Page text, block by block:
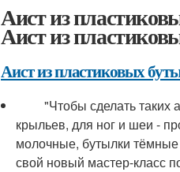
Аист из
Аист из
Аист из пластиковых
"Чтобы сделать таких
крыльев, для ног и шеи -
молочные, бутылки
свой новый мастер-класс